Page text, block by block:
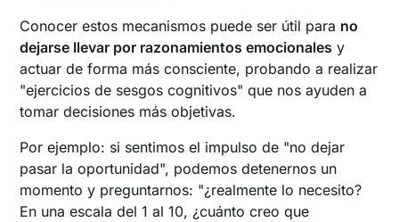
Conocer estos mecanismos puede ser útil para no
dejarse llevar por razonamientos emocionales y
actuar de forma más consciente, probando a realizar
"ejercicios de sesgos cognitivos" que nos ayuden a
tomar decisiones más objetivas.
Por ejemplo: si sentimos el impulso de "no dejar
pasar la oportunidad", podemos detenernos un
momento y preguntarnos: "¿realmente lo necesito?
En una escala del 1 al 10, ¿cuánto creo que